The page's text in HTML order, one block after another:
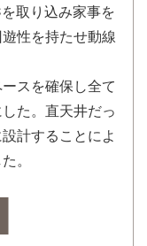
取り込み家事を
性を持たせ動線
スを確保し全て
た。直天井だっ
計することによ
。